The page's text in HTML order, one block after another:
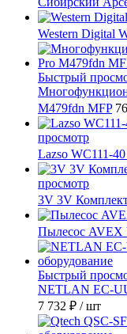
Western Digital
Быстрый
M479fdn MFP
просмотр
Lazso WC111-
просмотр
3V 3V
Пылесос AVEX
Быстрый
NETLAN EC-
7 732 ₽ / шт